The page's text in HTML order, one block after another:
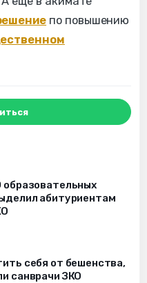
по повышению
образовательных
абитуриентам
себя от бешенства,
санврачи ЗКО